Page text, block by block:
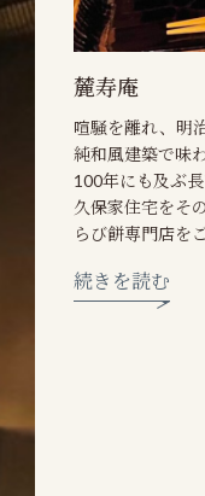
麓寿庵
喧騒を離れ、明
純和風建築で味
100年にも及ぶ
久保家住宅をそ
らび餅専門店を
続きを読む